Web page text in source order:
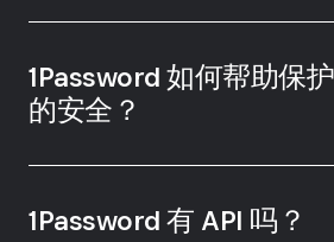
站
1Password 如何帮助保
的安全？
1Password 有 API 吗？